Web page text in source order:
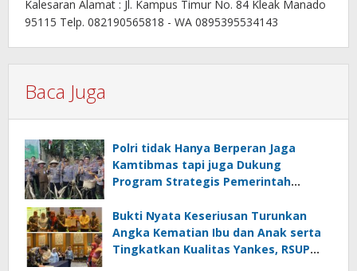
Kalesaran Alamat : Jl. Kampus Timur No. 84 Kleak Manado
95115 Telp. 082190565818 - WA 0895395534143
Baca Juga
Polri tidak Hanya Berperan Jaga
Kamtibmas tapi juga Dukung
Program Strategis Pemerintah
Pangan
Bukti Nyata Keseriusan Turunkan
Angka Kematian Ibu dan Anak serta
Tingkatkan Kualitas Yankes, RSUP